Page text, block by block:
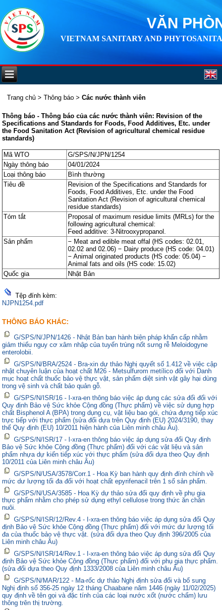
VĂN
VIETNAM SANITARY AND
Trang chủ >Thông báo >Các nước thành viên
Thông báo - Thông báo của các nước thành viên: Revision of the
Specifications and Standards for Foods, Food Additives, Etc. under
the Food Sanitation Act (Revision of agricultural chemical residue
standards)
Mã WTO
G/SPS/N/JPN/1254
Ngày thông báo
04/01/2024
Loại thông báo
Bình thường
Tiêu đề
Revision of the Specifications and Standards for
Foods, Food Additives, Etc. under the Food
Sanitation Act (Revision of agricultural chemical
residue standards)
Tóm tắt
Proposal of maximum residue limits (MRLs) for the
following agricultural chemical:
Feed additive: 3-Nitrooxypropanol.
Sản phẩm
− Meat and edible meat offal (HS codes: 02.01,
02.02 and 02.06) − Dairy produce (HS code: 04.01)
− Animal originated products (HS code: 05.04) −
Animal fats and oils (HS code: 15.02)
Quốc gia
Nhật Bản
Tệp đính kèm:
NJPN1254.pdf
THÔNG BÁO KHÁC:
G/SPS/N/JPN/1426 - Nhật Bản ban hành biện pháp khẩn cấp nhằm
giảm thiểu nguy cơ xâm nhập của tuyến trùng nốt sưng rễ Meloidogyne
enterolobii.
G/SPS/N/BRA/2524 - Bra-xin dự thảo Nghị quyết số 1.412 về việc cập
nhật chuyên luận của hoạt chất M26 - Metsulfurom metílico đối với Danh
mục hoạt chất thuốc bảo vệ thực vật, sản phẩm diệt sinh vật gây hại dùng
trong vệ sinh và chất bảo quản gỗ.
G/SPS/N/ISR/16 - I-xra-en thông báo việc áp dụng các sửa đổi đối với
Quy định Bảo vệ Sức khỏe Cộng đồng (Thực phẩm) về việc sử dụng hợp
chất Bisphenol A (BPA) trong dụng cụ, vật liệu bao gói, chứa đựng tiếp xúc
trực tiếp với thực phẩm (sửa đổi dựa trên Quy định (EU) 2024/3190, thay
thế Quy định (EU) 10/2011 hiện hành của Liên minh châu Âu).
G/SPS/N/ISR/17 - I-xra-en thông báo việc áp dụng sửa đổi Quy định
Bảo vệ Sức khỏe Cộng đồng (Thực phẩm) đối với các vật liệu và sản
phẩm nhựa dự kiến tiếp xúc với thực phẩm (sửa đổi dựa theo Quy định
10/2011 của Liên minh châu Âu)
G/SPS/N/USA/3578/Corr.1 - Hoa Kỳ ban hành quy định đính chính về
mức dư lượng tối đa đối với hoạt chất epyrifenacil trên 1 số sản phẩm.
G/SPS/N/USA/3585 - Hoa Kỳ dự thảo sửa đổi quy định về phụ gia
thực phẩm nhằm cho phép sử dụng ethyl cellulose trong thức ăn chăn
nuôi.
G/SPS/N/ISR/12/Rev.4 - I-xra-en thông báo việc áp dụng sửa đổi Quy
định Bảo vệ Sức khỏe Cộng đồng (Thực phẩm) đối với mức dư lượng tối
đa của thuốc bảo vệ thực vật. (sửa đổi dựa theo Quy định 396/2005 của
Liên minh châu Âu)
G/SPS/N/ISR/14/Rev.1 - I-xra-en thông báo việc áp dụng sửa đổi Quy
định Bảo vệ Sức khỏe Cộng đồng (Thực phẩm) đối với phụ gia thực phẩm.
(sửa đổi dựa theo Quy định 1333/2008 của Liên minh châu Âu)
G/SPS/N/MAR/122 - Ma-rốc dự thảo Nghị định sửa đổi và bổ sung
Nghị định số 356-25 ngày 12 tháng Chaabane năm 1446 (ngày 11/02/2025)
quy định về tên gọi và đặc tính của các loại nước xốt (nước chấm) lưu
thông trên thị trường.